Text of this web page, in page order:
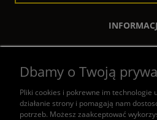
POMOC
Dbamy o Twoją
Pliki cookies i pokrewne im technologie
działanie strony i pomagają nam
potrzeb. Możesz zaakceptować